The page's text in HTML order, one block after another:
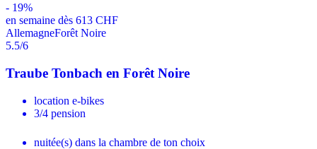
- 19%
en semaine dès 613 CHF
AllemagneForêt Noire
5.5/6
Traube Tonbach en Forêt Noire
location e-bikes
3/4 pension
nuitée(s) dans la chambre de ton choix